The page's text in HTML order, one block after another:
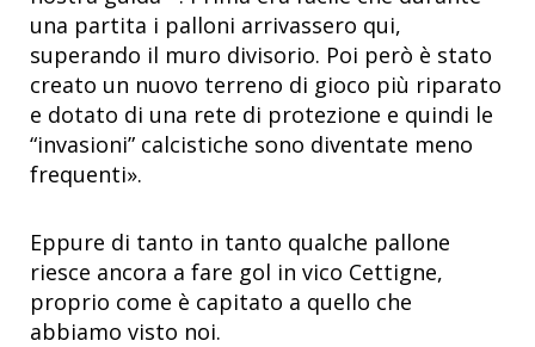
una partita i palloni arrivassero qui,
superando il muro divisorio. Poi però è stato
creato un nuovo terreno di gioco più riparato
e dotato di una rete di protezione e quindi le
“invasioni” calcistiche sono diventate meno
frequenti».
Eppure di tanto in tanto qualche pallone
riesce ancora a fare gol in vico Cettigne,
proprio come è capitato a quello che
abbiamo visto noi.